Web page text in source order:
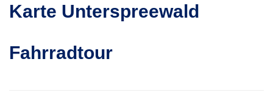
Karte Unterspreewald
Fahrradtour